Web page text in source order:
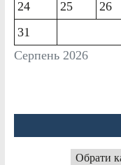
Серпень 2026
24
25 26
31
Категорії